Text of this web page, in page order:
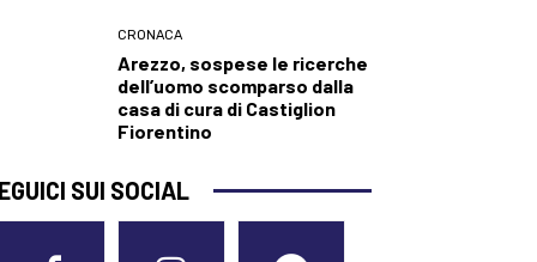
CRONACA
Arezzo, sospese le ricerche
dell’uomo scomparso dalla
casa di cura di Castiglion
Fiorentino
SUI SOCIAL